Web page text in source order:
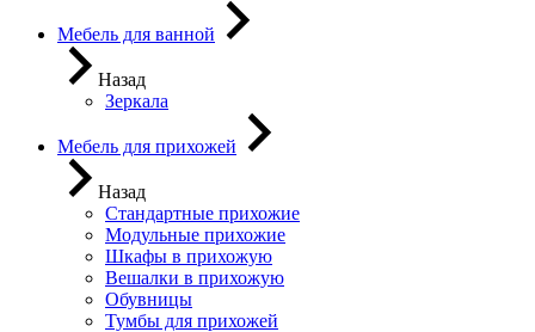
Мебель для ванной
Назад
Зеркала
Мебель для прихожей
Назад
Стандартные прихожие
Модульные прихожие
Шкафы в прихожую
Вешалки в прихожую
Обувницы
Тумбы для прихожей